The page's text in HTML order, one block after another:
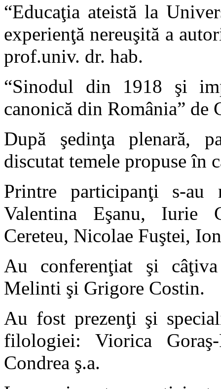
“Educaţia ateistă la
experienţă nereuşită a
prof.univ. dr. hab.
“Sinodul din 1918 şi
canonică din România”
După şedinţa plenară,
discutat temele propuse în
Printre participanţi s-au
Valentina Eşanu, Iurie
Cereteu, Nicolae Fuştei,
Au conferenţiat şi
Melinti şi Grigore Costin.
Au fost prezenţi şi
filologiei: Viorica
Condrea ş.a.